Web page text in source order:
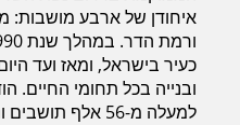
איחודן של ארבע מושבות:
כעיר בישראל, ומאז ועד
ובנייה בכל תחומי
למעלה מ-56 אלף